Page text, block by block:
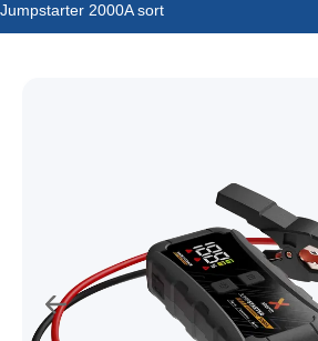
Jumpstarter 2000A sort